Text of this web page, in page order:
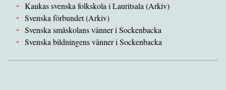
Kaukas svenska folkskola i Lauritsala (Arkiv)
Svenska förbundet (Arkiv)
Svenska småskolans vänner i Sockenbacka
Svenska bildningens vänner i Sockenbacka